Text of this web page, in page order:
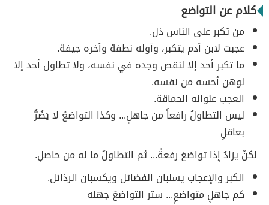
كلام عن التواضع
من تكبر على الناس ذل.
عجبت لابن آدم يتكبر، وأوله نطفة وآخره جيفة.
ما تكبر أحد إلا لنقص وجده في نفسه، ولا تطاول أحد إلا
لوهن أحسه من نفسه.
العجب عنوانه الحماقة.
ليس التطاولُ رافعاً من جاهلٍ... وكذا التواضعُ لا يَضُرُّ
بعاقلِ
لكنْ يزادُ إِذا تواضعَ رفعةً... ثم التطاولُ ما له من حاصلِ.
الكبر والإعجاب يسلبان الفضائل ويكسبان الرذائل.
كم جاهلٍ متواضعٍ... ستر التواضعُ جهله